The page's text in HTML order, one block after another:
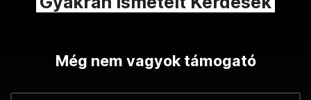
Még nem vagyok támogató